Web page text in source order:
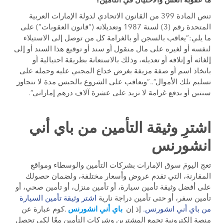
تنص المادة 399 من القانون الاتحادي لدولة الإمارات العربية
المتحدة رقم (3) لسنة 1987 وتعديلاته (“قانون العقوبات”) على
ما يلي:“يعاقب بالسجن أو بالغرامة كل من توصل إلى الاستيلاء
لنفسه أو لغيره على مال منقول أو سند أو توقيع هذا السند أو إلى
إلغائه أو إتلافه أو تعديله، وذلك بالاستعانة بطريقة احتيالية أو
باتخاذ اسم أو صفة مزيفة بغرض خداع المجني عليه وحمله على
تسليم تلك الأموال”..”ويعاقب على الشروع بالحبس مدة لا تتجاوز
سنتين أو بدفع غرامة لا تزيد على عشرة آلاف درهم إماراتي”.
اشترِ وثيقة التأمين من باي أني
انشورنس
تعج اليومَ سوق الإمارات بشركات التأمين والوسطاء ومواقع
المقارنة، التي تقدم عروض وأسعار مختلفة، ولضمان حصولك
على أفضل وثيقة تأمين سيارة، أو تأمين منزل، أو تأمين صحي، أو
تأمين سفر، أو حتى تأمين دراجة نارية اشتر وثيقة تأمين السيارة
من باي أني انشورنس. إذ إن باي أني انشورنس .كوم عبارة عن
منصة إلكترونية تجمع المشترين وشركات التأمين معًا لكي تحصل